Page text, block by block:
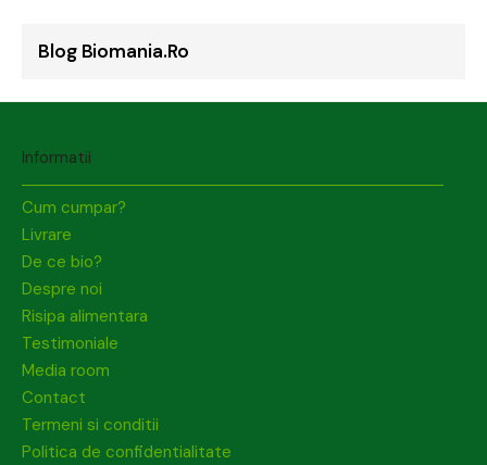
Blog Biomania.ro
Informatii
Cum cumpar?
Livrare
De ce bio?
Despre noi
Risipa alimentara
Testimoniale
Media room
Contact
Termeni si conditii
Politica de confidentialitate